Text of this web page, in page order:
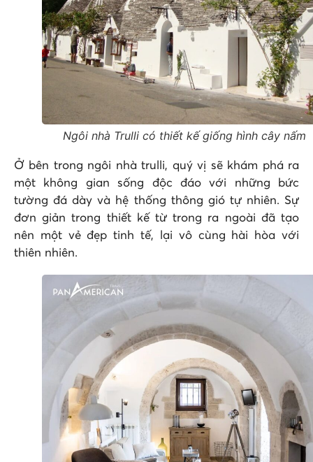
Ngôi nhà Trulli có thiết kế giống hình cây nấm
Ở bên trong ngôi nhà trulli, quý vị sẽ khám phá ra
một không gian sống độc đáo với những bức
tường đá dày và hệ thống thông gió tự nhiên. Sự
đơn giản trong thiết kế từ trong ra ngoài đã tạo
nên một vẻ đẹp tinh tế, lại vô cùng hài hòa với
thiên nhiên.